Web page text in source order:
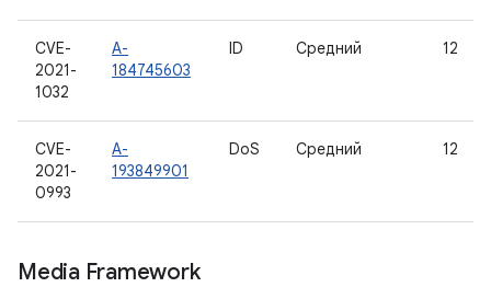
CVE-
2021-
1032
A-
184745603
ID Средний 12
CVE-
2021-
0993
A-
193849901
DoS Средний 12
Media Framework